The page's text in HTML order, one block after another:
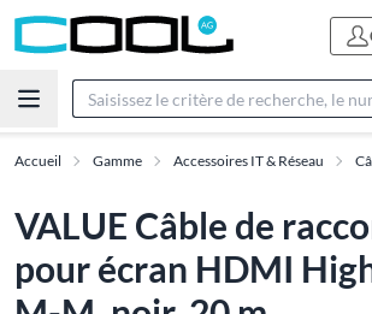
Accueil Gamme Accessoires IT & Réseau
VALUE Câble de
pour écran HDMI